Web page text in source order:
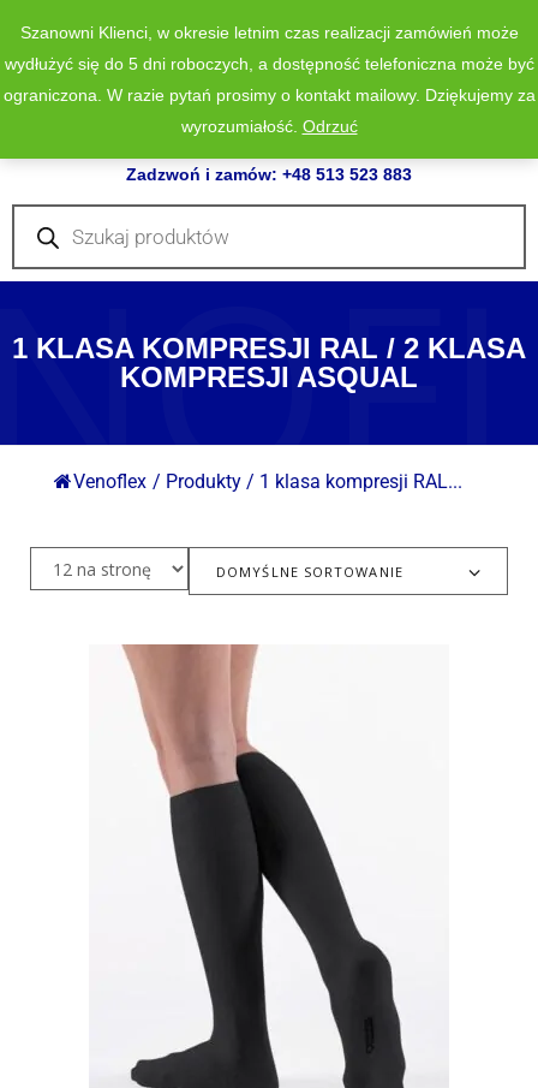
Zadzwoń i zamów: +48 513 523 883
Wyszukiwarka
produktów
1 KLASA KOMPRESJI RAL / 2 KLASA
KOMPRESJI ASQUAL
Venoflex / Produkty / 1 klasa kompresji RAL...
DOMYŚLNE SORTOWANIE
Szanowni Klienci, w okresie letnim czas realizacji zamówień może
wydłużyć się do 5 dni roboczych, a dostępność telefoniczna może być
ograniczona. W razie pytań prosimy o kontakt mailowy. Dziękujemy za
wyrozumiałość. Odrzuć